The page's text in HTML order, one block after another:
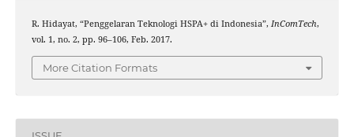
R. Hidayat, “Penggelaran Teknologi HSPA+ di Indonesia”, InComTech,
vol. 1, no. 2, pp. 96–106, Feb. 2017.
More Citation Formats